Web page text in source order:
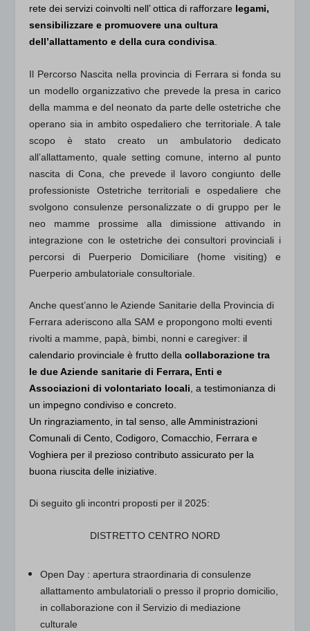
rete dei servizi coinvolti nell’ ottica di rafforzare legami,
sensibilizzare e promuovere una cultura
dell’allattamento e della cura condivisa.
Il Percorso Nascita nella provincia di Ferrara si fonda su
un modello organizzativo che prevede la presa in carico
della mamma e del neonato da parte delle ostetriche che
operano sia in ambito ospedaliero che territoriale. A tale
scopo è stato creato un ambulatorio dedicato
all’allattamento, quale setting comune, interno al punto
nascita di Cona, che prevede il lavoro congiunto delle
professioniste Ostetriche territoriali e ospedaliere che
svolgono consulenze personalizzate o di gruppo per le
neo mamme prossime alla dimissione attivando in
integrazione con le ostetriche dei consultori provinciali i
percorsi di Puerperio Domiciliare (home visiting) e
Puerperio ambulatoriale consultoriale.
Anche quest’anno le Aziende Sanitarie della Provincia di
Ferrara aderiscono alla SAM e propongono molti eventi
rivolti a mamme, papà, bimbi, nonni e caregiver: il
calendario provinciale è frutto dellacollaborazione tra
le due Aziende sanitarie di Ferrara, Enti e
Associazioni di volontariato locali , a testimonianza di
un impegno condiviso e concreto.
Un ringraziamento, in tal senso, alle Amministrazioni
Comunali di Cento, Codigoro, Comacchio, Ferrara e
Voghiera per il prezioso contributo assicurato per la
buona riuscita delle iniziative.
Di seguito gli incontri proposti per il 2025:
DISTRETTO CENTRO NORD
Open Day : apertura straordinaria di consulenze
allattamento ambulatoriali o presso il proprio domicilio,
in collaborazione con il Servizio di mediazione
culturale